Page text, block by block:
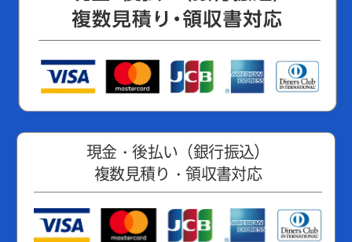
現金・後払い（銀行振込）
複数見積り・領収書対応